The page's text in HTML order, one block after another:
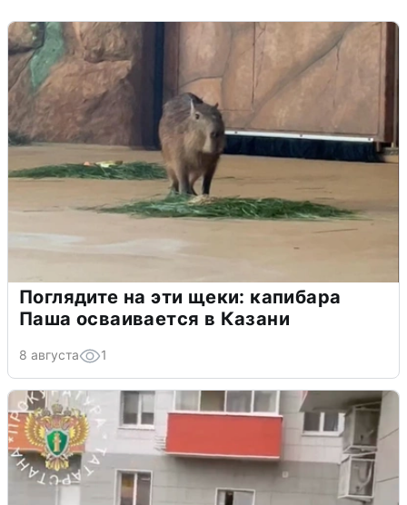
Поглядите на эти щеки: капибара
Паша осваивается в Казани
8 августа 1